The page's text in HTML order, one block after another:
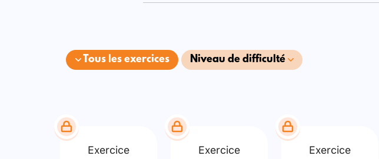
Tous les exercices Niveau de difficulté
Exercice Exercice Exercice